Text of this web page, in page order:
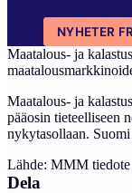
NYHETER
Maatalous- ja
Maatalous- ja
pääosin tieteelliseen
nykytasollaan.
Lähde: MMM tiedote
Dela